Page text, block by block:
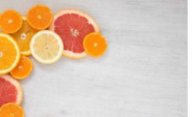
(=skorbut) mivel a
emberi szervezetben
Élelmiszer-adalékanyagkénti
aszkorbinsav
tekinthető, az L-aszkorbinsav a
γ-laktonjának en-diol -
Vízben jól oldódik.